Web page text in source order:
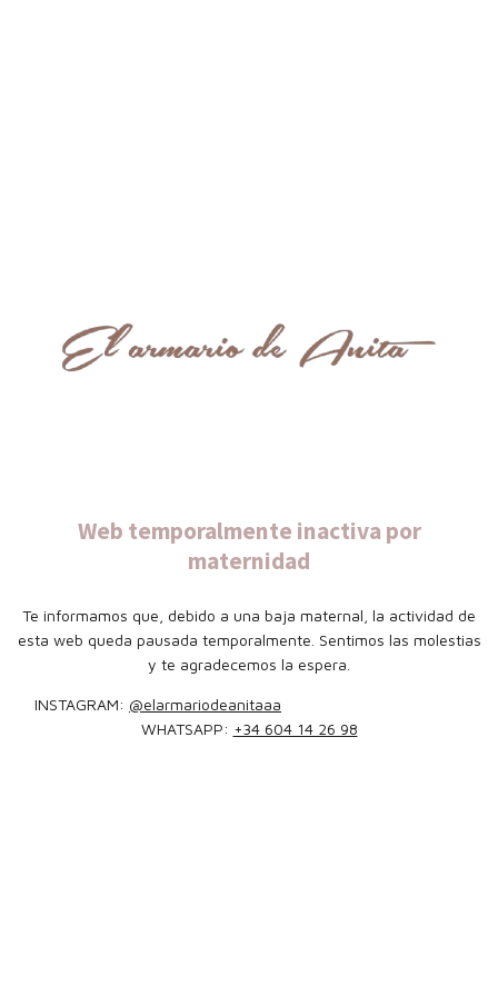
Web temporalmente inactiva por
maternidad
Te informamos que, debido a una baja maternal, la actividad de
esta web queda pausada temporalmente. Sentimos las molestias
y te agradecemos la espera.
INSTAGRAM: @elarmariodeanitaaa
WHATSAPP: +34 604 14 26 98